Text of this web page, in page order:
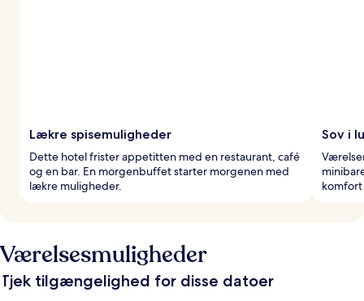
Lækre spisemuligheder
Dette hotel frister appetitten med en restaurant, café
og en bar. En morgenbuffet starter morgenen med
lækre muligheder.
Sov i
Værelsesmuligheder
Tjek tilgængelighed for disse datoer